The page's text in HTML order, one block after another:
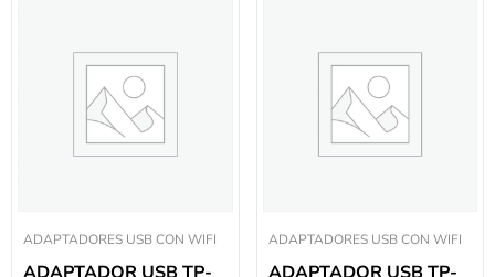
ADAPTADORES USB CON WIFI ADAPTADORES USB CON WIFI